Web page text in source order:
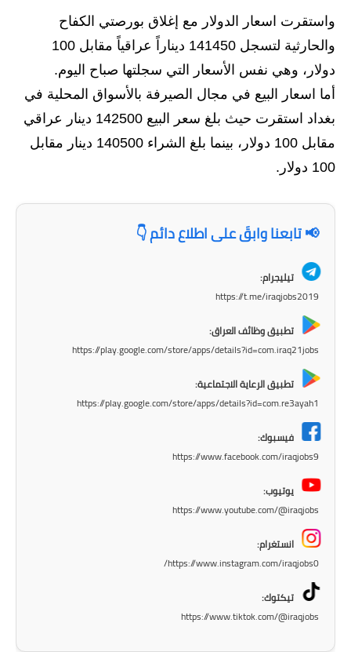
الاخبار الرياضية
المدارس
اخبار وقرارات وزارة التربية
نتائج الامتحانات
المرحلة الابتدائية
المرحلة الاعدادية
مرشحات
واستقرت اسعار الدولار مع إغلاق بورصتي الكفاح
والحارثية لتسجل 141450 ديناراً عراقياً مقابل 100
دولار، وهي نفس الأسعار التي سجلتها صباح اليوم.
أما اسعار البيع في مجال الصيرفة بالأسواق المحلية في
بغداد استقرت حيث بلغ سعر البيع 142500 دينار عراقي
مقابل 100 دولار، بينما بلغ الشراء 140500 دينار مقابل
100 دولار.
📢 تابعنا وابقَ على اطلاع دائم 👇
تيليجرام:
https://t.me/iraqjobs2019
تطبيق وظائف العراق:
https://play.google.com/store/apps/details?id=com.iraq21jobs
تطبيق الرعاية الاجتماعية:
https://play.google.com/store/apps/details?id=com.re3ayah1
فيسبوك:
https://www.facebook.com/iraqjobs9
يوتيوب:
https://www.youtube.com/@iraqjobs
انستغرام:
https://www.instagram.com/iraqjobs0/
تيكتوك:
https://www.tiktok.com/@iraqjobs